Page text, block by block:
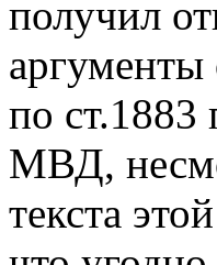
получил
аргументы
по ст.1883
МВД,
текста